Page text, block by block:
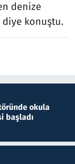
denize
diye konuştu.
okula
başladı